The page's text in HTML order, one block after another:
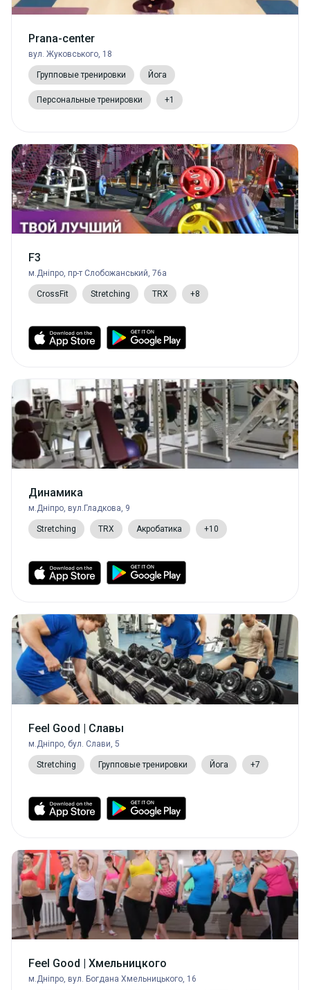
Prana-center
вул. Жуковського, 18
Групповые тренировки Йога
Персональные тренировки +1
F3
м.Дніпро, пр-т Слобожанський, 76а
CrossFit Stretching TRX +8
Динамика
м.Дніпро, вул.Гладкова, 9
Stretching TRX Акробатика +10
Feel Good | Славы
м.Дніпро, бул. Слави, 5
Stretching Групповые тренировки Йога +7
Feel Good | Хмельницкого
м.Дніпро, вул. Богдана Хмельницького, 16